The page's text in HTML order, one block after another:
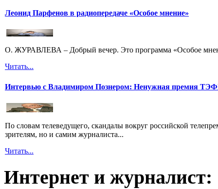
Леонид Парфенов в радиопередаче «Особое мнение»
О. ЖУРАВЛЕВА – Добрый вечер. Это программа «Особое
Читать...
Интервью с Владимиром Познером: Ненужная премия
По словам телеведущего, скандалы вокруг российской
зрителям, но и самим журналиста...
Читать...
Интернет и журналист: